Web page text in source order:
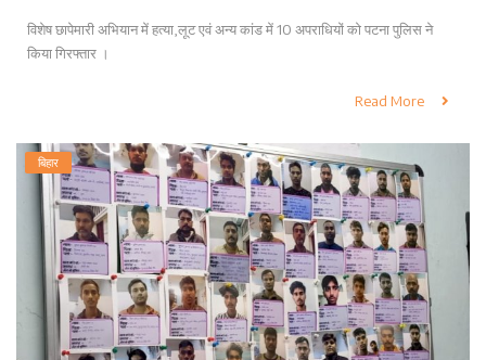
विशेष छापेमारी अभियान में हत्या,लूट एवं अन्य कांड में 10 अपराधियों को पटना पुलिस ने
किया गिरफ्तार ।
Read More
बिहार